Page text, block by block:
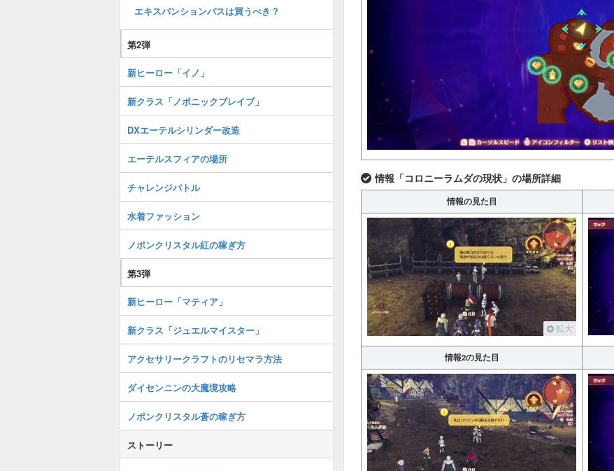
情報「コロニーラムダの現状」の場所詳細
情報の見た目
拡大
情報2の見た目
エキスパンションパスは買うべき？
第2弾
新ヒーロー「イノ」
新クラス「ノポニックブレイブ」
DXエーテルシリンダー改造
エーテルスフィアの場所
チャレンジバトル
水着ファッション
ノポンクリスタル紅の稼ぎ方
第3弾
新ヒーロー「マティア」
新クラス「ジュエルマイスター」
アクセサリークラフトのリセマラ方法
ダイセンニンの大魔境攻略
ノポンクリスタル蒼の稼ぎ方
ストーリー